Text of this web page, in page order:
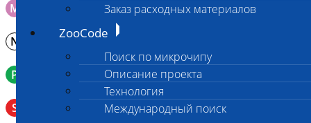
Заказ расходных материалов
ZooCode
Поиск по микрочипу
Описание проекта
Технология
Международный поиск
M Мазок на стекло
N Молоко в контейнере 10-30 мл
P Кровь в пробирку с К3ЭДТА (К2ЭДТА)
S
Венозная кровь в пробирке с активатором свертывания
без разделительного геля